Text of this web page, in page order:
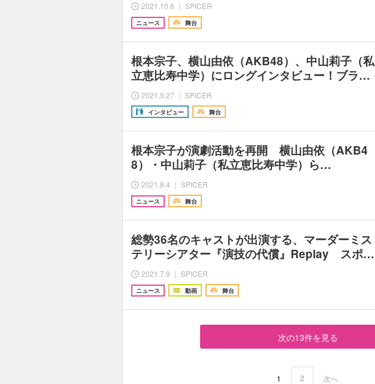
2021.10.6 ｜ SPICER
ニュース 舞台
根本宗子、横山由依（AKB48）、中山莉子（私
立恵比寿中学）にロングインタビュー！ブラ…
2021.9.27 ｜ SPICER
インタビュー 舞台
根本宗子が演劇活動を再開 横山由依（AKB4
8）・中山莉子（私立恵比寿中学）ら…
2021.8.4 ｜ SPICER
ニュース 舞台
総勢36名のキャストが出演する、マーダーミス
テリーシアター『演技の代償』Replay スポ…
2021.7.9 ｜ SPICER
ニュース 動画 舞台
次の13件を見る
1 2 次へ